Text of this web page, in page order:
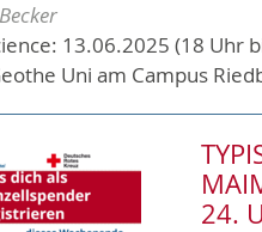
13.06.2025 (18 Uhr
Uni am Campus
24.